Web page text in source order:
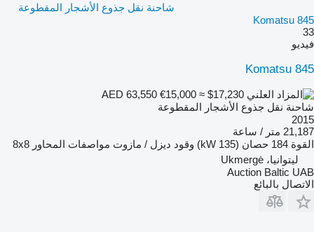
شاحنة نقل جذوع الأشجار المقطوعة
Komatsu 845
33
فيديو
Komatsu 845
€15,000 ≈ $17,230
شاحنة نقل جذوع الأشجار المقطوعة
2015
21,187 متر / ساعة
القوة 184 حصان (135 kW) وقود ديزل / مازوت مواصفات المحاور 8x8
ليتوانيا، Ukmergė
Auction Baltic UAB
الاتصال بالبائع